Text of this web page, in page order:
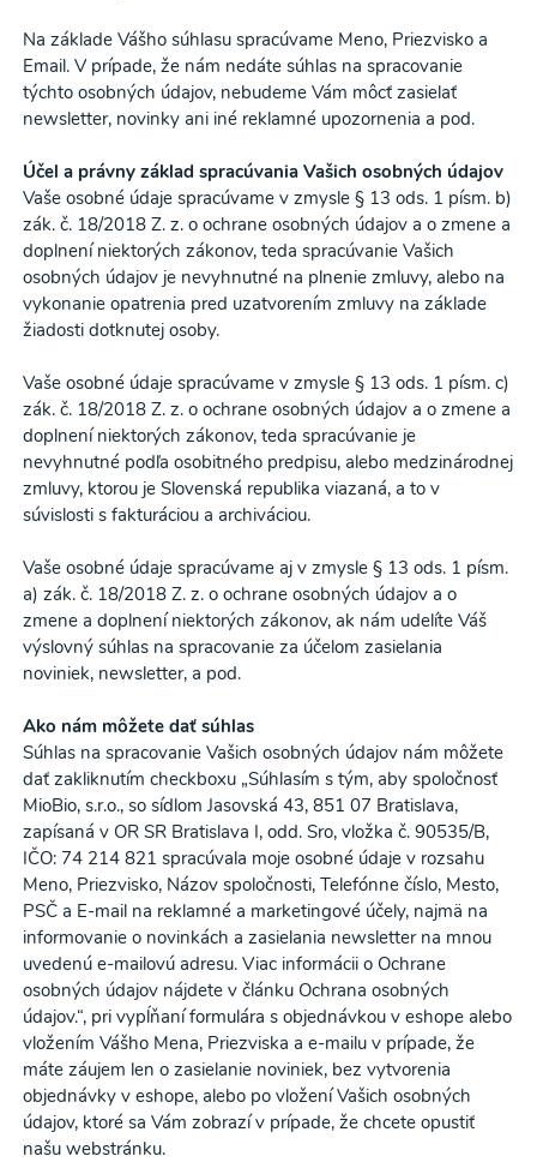
Na základe Vášho súhlasu spracúvame Meno, Priezvisko a
Email. V prípade, že nám nedáte súhlas na spracovanie
týchto osobných údajov, nebudeme Vám môcť zasielať
newsletter, novinky ani iné reklamné upozornenia a pod.
Účel a právny základ spracúvania Vašich osobných údajov
Vaše osobné údaje spracúvame v zmysle § 13 ods. 1 písm. b)
zák. č. 18/2018 Z. z. o ochrane osobných údajov a o zmene a
doplnení niektorých zákonov, teda spracúvanie Vašich
osobných údajov je nevyhnutné na plnenie zmluvy, alebo na
vykonanie opatrenia pred uzatvorením zmluvy na základe
žiadosti dotknutej osoby.
Vaše osobné údaje spracúvame v zmysle § 13 ods. 1 písm. c)
zák. č. 18/2018 Z. z. o ochrane osobných údajov a o zmene a
doplnení niektorých zákonov, teda spracúvanie je
nevyhnutné podľa osobitného predpisu, alebo medzinárodnej
zmluvy, ktorou je Slovenská republika viazaná, a to v
súvislosti s fakturáciou a archiváciou.
Vaše osobné údaje spracúvame aj v zmysle § 13 ods. 1 písm.
a) zák. č. 18/2018 Z. z. o ochrane osobných údajov a o
zmene a doplnení niektorých zákonov, ak nám udelíte Váš
výslovný súhlas na spracovanie za účelom zasielania
noviniek, newsletter, a pod.
Ako nám môžete dať súhlas
Súhlas na spracovanie Vašich osobných údajov nám môžete
dať zakliknutím checkboxu „Súhlasím s tým, aby spoločnosť
MioBio, s.r.o., so sídlom Jasovská 43, 851 07 Bratislava,
zapísaná v OR SR Bratislava I, odd. Sro, vložka č. 90535/B,
IČO: 74 214 821 spracúvala moje osobné údaje v rozsahu
Meno, Priezvisko, Názov spoločnosti, Telefónne číslo, Mesto,
PSČ a E-mail na reklamné a marketingové účely, najmä na
informovanie o novinkách a zasielania newsletter na mnou
uvedenú e-mailovú adresu. Viac informácii o Ochrane
osobných údajov nájdete v článku Ochrana osobných
údajov.“, pri vypĺňaní formulára s objednávkou v eshope alebo
vložením Vášho Mena, Priezviska a e-mailu v prípade, že
máte záujem len o zasielanie noviniek, bez vytvorenia
objednávky v eshope, alebo po vložení Vašich osobných
údajov, ktoré sa Vám zobrazí v prípade, že chcete opustiť
našu webstránku.